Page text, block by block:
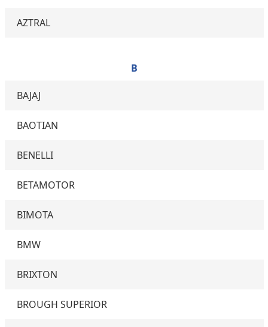
AZTRAL
B
BAJAJ
BAOTIAN
BENELLI
BETAMOTOR
BIMOTA
BMW
BRIXTON
BROUGH SUPERIOR